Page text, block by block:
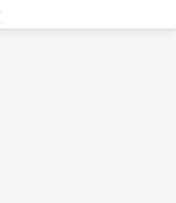
umschalten
für Ratgeber umschalten